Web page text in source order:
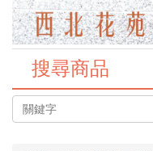
搜尋商品